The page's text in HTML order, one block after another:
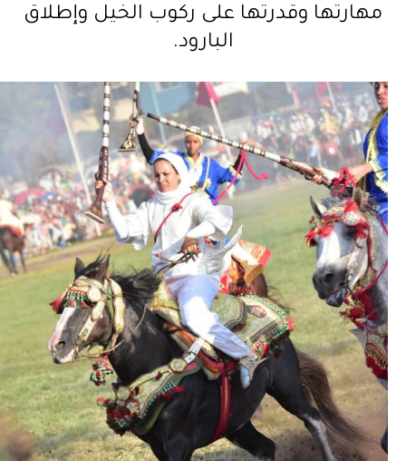
مهارتها وقدرتها على ركوب الخيل وإطلاق
البارود.